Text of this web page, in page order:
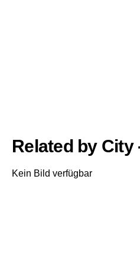
Related by City
Kein Bild verfügbar